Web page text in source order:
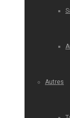
Autres